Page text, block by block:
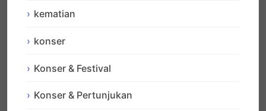
kematian
konser
Konser & Festival
Konser & Pertunjukan